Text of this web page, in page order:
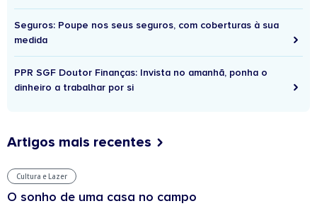
Seguros: Poupe nos seus seguros, com coberturas à sua
medida
PPR SGF Doutor Finanças: Invista no amanhã, ponha o
dinheiro a trabalhar por si
Artigos mais recentes
Cultura e Lazer
O sonho de uma casa no campo